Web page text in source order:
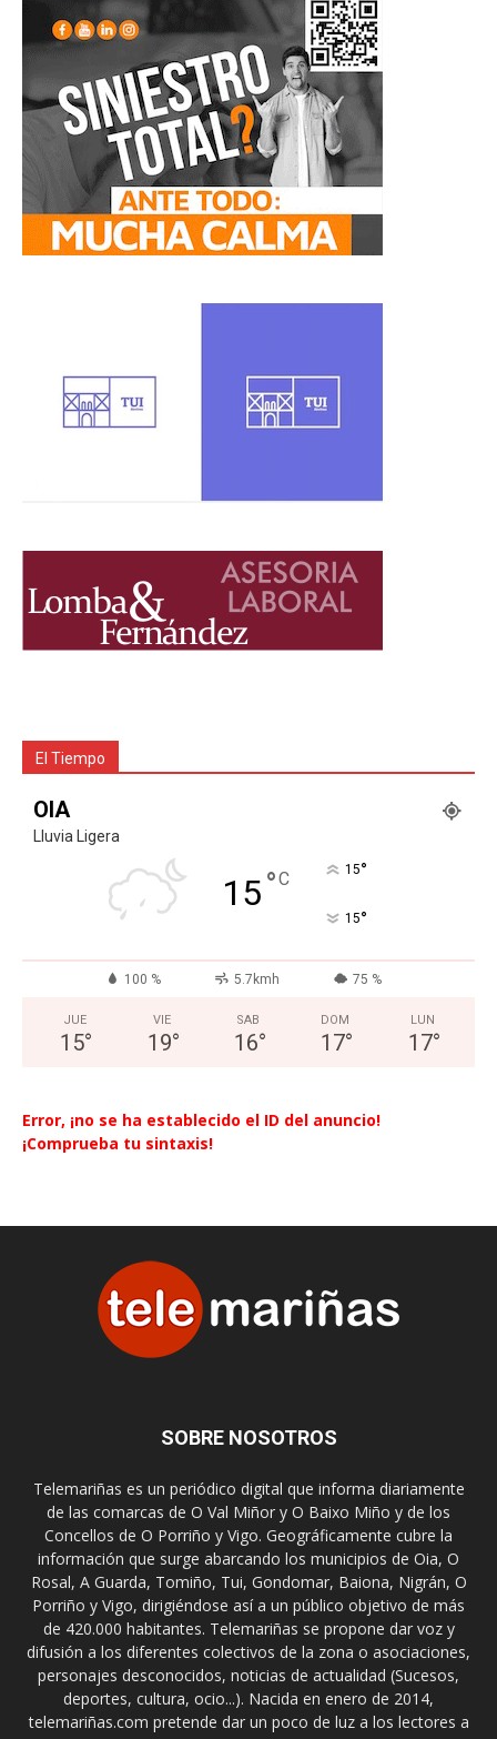
El Tiempo
OIA
Lluvia Ligera
15°C 15°
15°
100 % 5.7kmh 75 %
JUE
15°
VIE
19°
SAB
16°
DOM
17°
LUN
17°
Error, ¡no se ha establecido el ID del anuncio!
¡Comprueba tu sintaxis!
SOBRE NOSOTROS
Telemariñas es un periódico digital que informa diariamente
de las comarcas de O Val Miñor y O Baixo Miño y de los
Concellos de O Porriño y Vigo. Geográficamente cubre la
información que surge abarcando los municipios de Oia, O
Rosal, A Guarda, Tomiño, Tui, Gondomar, Baiona, Nigrán, O
Porriño y Vigo, dirigiéndose así a un público objetivo de más
de 420.000 habitantes. Telemariñas se propone dar voz y
difusión a los diferentes colectivos de la zona o asociaciones,
personajes desconocidos, noticias de actualidad (Sucesos,
deportes, cultura, ocio...). Nacida en enero de 2014,
telemariñas.com pretende dar un poco de luz a los lectores a